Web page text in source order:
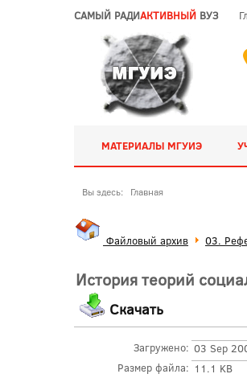
САМЫЙ РАДИАКТИВНЫЙ ВУЗ
МАТЕРИАЛЫ МГУИЭ
Вы здесь: Главная
Файловый архив 03.
История теорий
Скачать
Загружено: 03 Sep
Размер файла: 11.1 KB